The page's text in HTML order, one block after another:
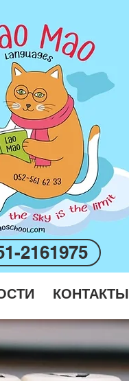
2161975
КОНТАКТЫ